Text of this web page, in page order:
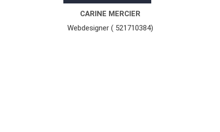
CARINE MERCIER
Webdesigner ( 521710384)